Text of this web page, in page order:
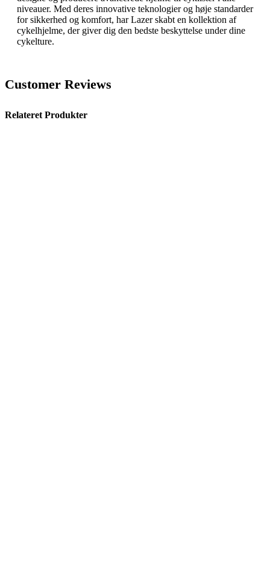
niveauer. Med deres innovative teknologier og høje standarder
for sikkerhed og komfort, har Lazer skabt en kollektion af
cykelhjelme, der giver dig den bedste beskyttelse under dine
cykelture.
Customer Reviews
Relateret Produkter